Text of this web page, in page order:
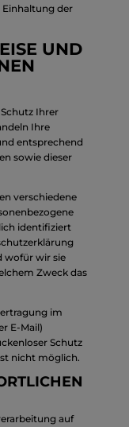
der
UND
Ihrer
Ihre
entsprechend
sowie dieser
verschiedene
identifiziert
wofür wir sie
Zweck das
im
E-Mail)
Schutz
nicht möglich.
auf